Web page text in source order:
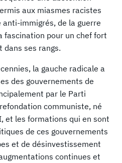
aux miasmes racistes
immigrés, de la guerre
fascination pour un chef fort
ses rangs.
la gauche radicale a
des gouvernements de
par le Parti
communiste, né
et les formations qui en sont
de ces gouvernements
et de désinvestissement
continues et